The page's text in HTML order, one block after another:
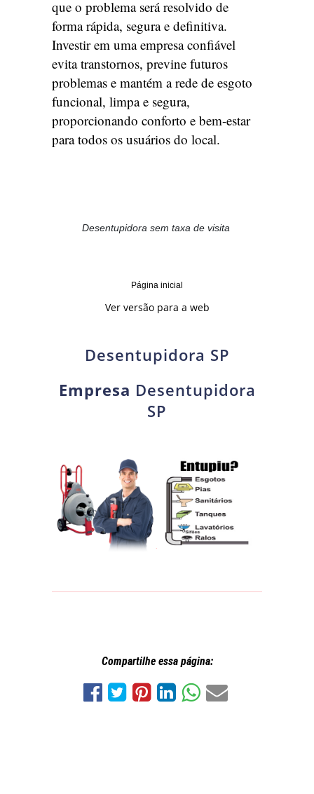
que o problema será resolvido de
forma rápida, segura e definitiva.
Investir em uma empresa confiável
evita transtornos, previne futuros
problemas e mantém a rede de esgoto
funcional, limpa e segura,
proporcionando conforto e bem-estar
para todos os usuários do local.
Desentupidora sem taxa de visita
Página inicial
Ver versão para a web
Desentupidora SP
Empresa Desentupidora
SP
Compartilhe essa página: